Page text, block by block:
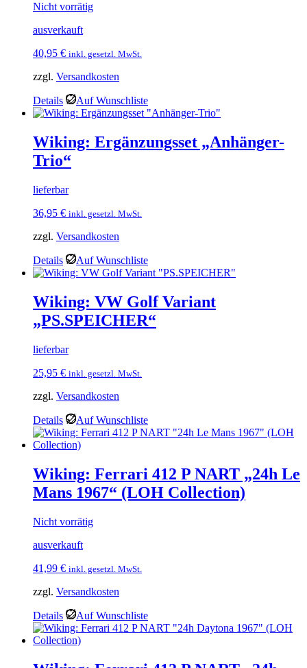
Nicht vorrätig
ausverkauft
40,95 € inkl. gesetzl. MwSt.
zzgl. Versandkosten
Details Auf Wunschliste
Wiking: Ergänzungsset „Anhänger-
Trio“
lieferbar
36,95 € inkl. gesetzl. MwSt.
zzgl. Versandkosten
Details Auf Wunschliste
Wiking: VW Golf Variant
„PS.SPEICHER“
lieferbar
25,95 € inkl. gesetzl. MwSt.
zzgl. Versandkosten
Details Auf Wunschliste
Wiking: Ferrari 412 P NART „24h Le
Mans 1967“ (LOH Collection)
Nicht vorrätig
ausverkauft
41,99 € inkl. gesetzl. MwSt.
zzgl. Versandkosten
Details Auf Wunschliste